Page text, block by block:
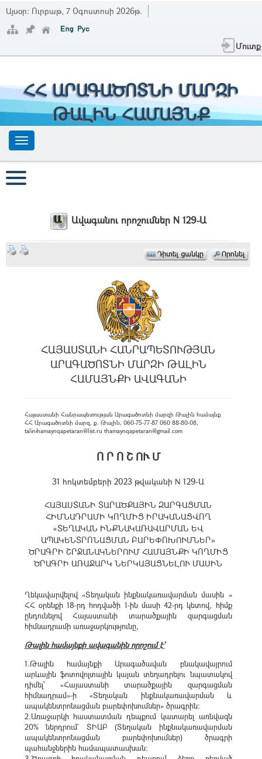
Այսօր: Ուրբաթ, 7 Օգոստոսի 2026թ.
Մուտք
ՀՀ ԱՐԱԳԱԾՈՏՆԻ ՄԱՐԶԻ
ԹԱԼԻՆ ՀԱՄԱՅՆՔ
Ավագանու որոշումներ N 129-Ա
ՀԱՅԱՍՏԱՆԻ ՀԱՆՐԱՊԵՏՈՒԹՅԱՆ
ԱՐԱԳԱԾՈՏՆԻ ՄԱՐԶԻ ԹԱԼԻՆ
ՀԱՄԱՅՆՔԻ ԱՎԱԳԱՆԻ
Հայաստանի Հանրապետության Արագածոտնի մարզի Թալին համայնք
ՀՀ Արագածոտնի մարզ, ք. Թալին, 060-75-77-87 060 88-80-08,
talinihamaynqapetaran@list.ru thamaynqapetaran@gmail.com
Ո Ր Ո Շ ՈՒ Մ
31 հոկտեմբերի 2023 թվականի N 129-Ա
ՀԱՅԱՍՏԱՆԻ ՏԱՐԱԾՔԱՅԻՆ ԶԱՐԳԱՑՄԱՆ
ՀԻՄՆԱԴՐԱՄԻ ԿՈՂՄԻՑ ԻՐԱԿԱՆԱՑՎՈՂ
«ՏԵՂԱԿԱՆ ԻՆՔՆԱԿԱՌԱՎԱՐՄԱՆ ԵՎ
ԱՊԱԿԵՆՏՐՈՆԱՑՄԱՆ ԲԱՐԵՓՈԽՈՒՄՆԵՐ»
ԾՐԱԳՐԻ ՇՐՋԱՆԱԿՆԵՐՈՒՄ ՀԱՄԱՅՆՔԻ ԿՈՂՄԻՑ
ԾՐԱԳՐԻ ԱՌԱՋԱՐԿ ՆԵՐԿԱՅԱՑՆԵԼՈՒ ՄԱՍԻՆ
Ղեկավարվելով «Տեղական ինքնակառավարման մասին »
ՀՀ օրենքի 18-րդ հոդվածի 1-ին մասի 42-րդ կետով, հիմք
ընդունելով Հայաստանի տարածքային զարգացման
հիմնադրամի առաջարկությունը,
Թալին համայնքի ավագանին որոշում է`
1.Թալին համայնքի Արագածավան բնակավայրում
արևային ֆոտովոլտային կայան տեղադրելու նպատակով
դիմել՝ «Հայաստանի տարածքային զարգացման
հիմնադրամ»-ի «Տեղական ինքնակառավարման և
ապակենտրոնացման բարեփոխումներ» ծրագրին։
2.Առաջարկի հաստատման դեպքում կատարել առնվազն
20% ներդրում` ՏԻԱԲ (Տեղական ինքնակառավարման
ապակենտրոնացման բարեփոխումներ) ծրագրի
պահանջներին համապատասխան։